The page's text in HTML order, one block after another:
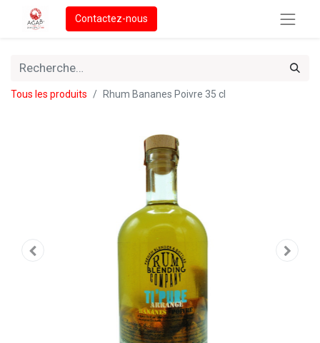
Contactez-nous
Tous les produits Rhum Bananes Poivre 35 cl